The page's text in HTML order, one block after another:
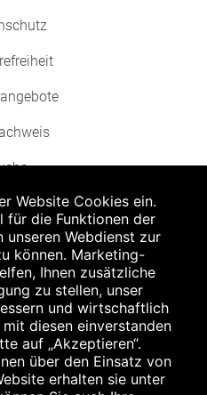
der Vorrat reicht. Für Druck-
Sie die Packungsbeilage und fragen
Apothekenerstattungspreis
Preisempfehlung der Hersteller. Der
gebrachter Preis für rezeptfreie
dem für Apotheken verbindlichen
Website Cookies ein.
für die Funktionen der
unseren Webdienst zur
können. Marketing-
Ihnen zusätzliche
zu stellen, unser
und wirtschaftlich
diesen einverstanden
auf „Akzeptieren“.
über den Einsatz von
erhalten sie unter